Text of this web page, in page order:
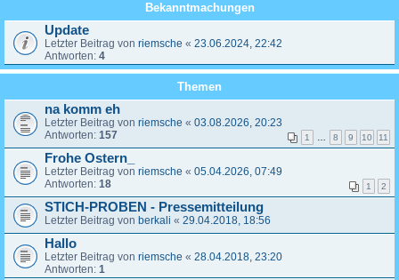
Bekanntmachungen
Update
Letzter Beitrag von riemsche « 23.06.2024, 22:42
Antworten: 4
Themen
na komm eh
Letzter Beitrag von riemsche « 03.08.2026, 20:23
Antworten: 157 1 … 8 9 10 11
Frohe Ostern_
Letzter Beitrag von riemsche « 05.04.2026, 07:49
Antworten: 18 1 2
STICH-PROBEN - Pressemitteilung
Letzter Beitrag von berkali « 29.04.2018, 18:56
Hallo
Letzter Beitrag von riemsche « 28.04.2018, 23:20
Antworten: 1